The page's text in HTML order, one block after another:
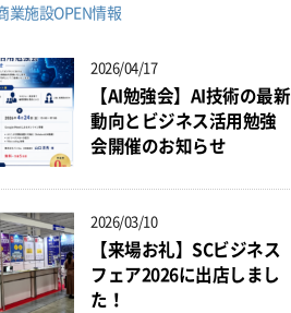
業施設OPEN情報
2026/04/17
【AI勉強会】AI技術の最新
動向とビジネス活用勉強
会開催のお知らせ
2026/03/10
【来場お礼】SCビジネス
フェア2026に出店しまし
た！